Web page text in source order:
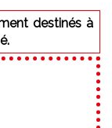
destinés à